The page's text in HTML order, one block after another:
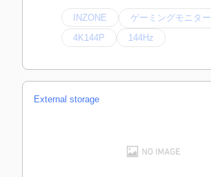
INZONE
ゲーミングモニター
4K144P
144Hz
External storage